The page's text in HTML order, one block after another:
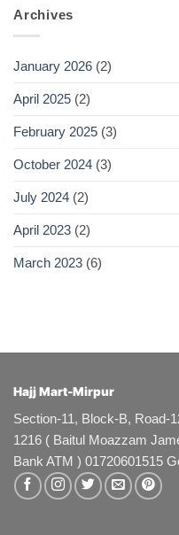
Archives
January 2026 (2)
April 2025 (2)
February 2025 (3)
October 2024 (3)
July 2024 (2)
April 2023 (2)
March 2023 (6)
Hajj Mart-Mirpur
Section-11, Block-B, Road-
1216 ( Baitul Moazzam
Bank ATM ) 01720601515